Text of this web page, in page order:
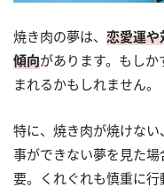
焼き肉の夢は、 恋愛運や
傾向があります。もし
まれるかもしれません。
特に、焼き肉が焼けな
事ができない夢を見た
要。くれぐれも慎重に行